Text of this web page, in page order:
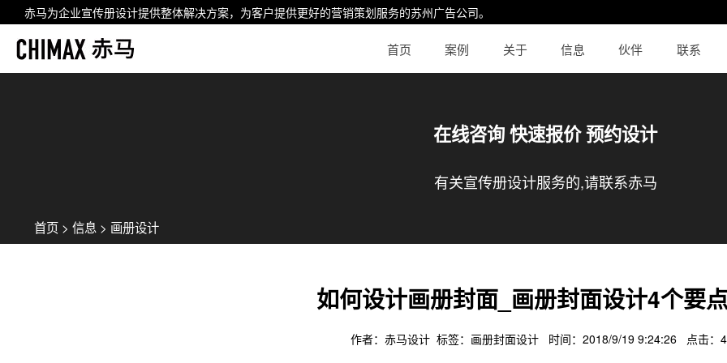
赤马为企业宣传册设计提供整体解决方案，为客户提供更好的营销策划服务的苏州广告公司。
首页 案例 关于 信息 伙伴 联系
在线咨询 快速报价 预约设计
有关宣传册设计服务的,请联系赤马
首页 > 信息 > 画册设计
如何设计画册封面_画册封面设计4个要
作者：赤马设计 标签： 画册封面设计 时间：2018/9/19 9:24:26 点击：